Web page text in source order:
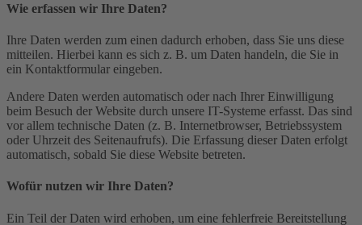
Wie erfassen wir Ihre Daten?
Ihre Daten werden zum einen dadurch erhoben, dass Sie uns diese
mitteilen. Hierbei kann es sich z. B. um Daten handeln, die Sie in
ein Kontaktformular eingeben.
Andere Daten werden automatisch oder nach Ihrer Einwilligung
beim Besuch der Website durch unsere IT-Systeme erfasst. Das sind
vor allem technische Daten (z. B. Internetbrowser, Betriebssystem
oder Uhrzeit des Seitenaufrufs). Die Erfassung dieser Daten erfolgt
automatisch, sobald Sie diese Website betreten.
Wofür nutzen wir Ihre Daten?
Ein Teil der Daten wird erhoben, um eine fehlerfreie Bereitstellung